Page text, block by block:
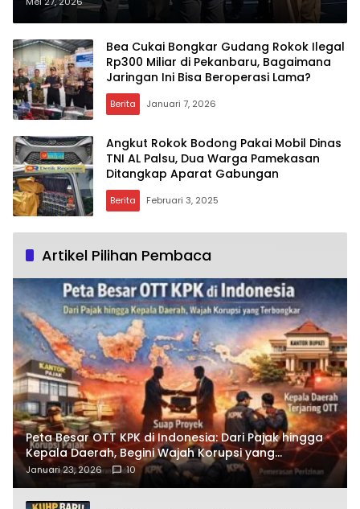
Rokok Ilegal hingga Senjata Turut
DimusnahkanBea Cukai Bongkar Gudang Rokok Ilegal
Rp300 Miliar di Pekanbaru, Bagaimana
Jaringan Ini Bisa Beroperasi Lama?
Berita Januari 7, 2026
Angkut Rokok Bodong Pakai Mobil Dinas
TNI AL Palsu, Dua Warga Pamekasan
Ditangkap Aparat Gabungan
Berita Februari 3, 2025
Artikel Pilihan Pembaca
Peta Besar OTT KPK di Indonesia: Dari Pajak hingga
Kepala Daerah, Begini Wajah Korupsi yang
Terbongkar
Januari 23, 2026 10